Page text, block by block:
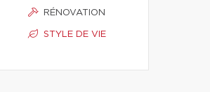
RÉNOVATION
STYLE DE VIE